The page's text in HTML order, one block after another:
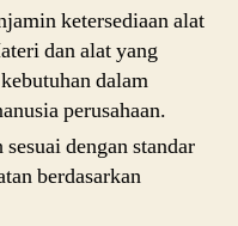
ketersediaan alat
dan alat yang
dalam
perusahaan.
dengan standar
berdasarkan